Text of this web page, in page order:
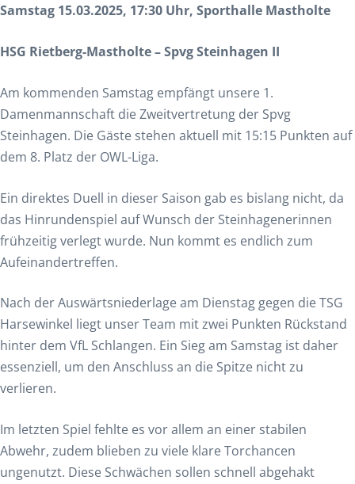
Samstag 15.03.2025, 17:30 Uhr, Sporthalle Mastholte
HSG Rietberg-Mastholte – Spvg Steinhagen II
Am kommenden Samstag empfängt unsere 1.
Damenmannschaft die Zweitvertretung der Spvg
Steinhagen. Die Gäste stehen aktuell mit 15:15 Punkten auf
dem 8. Platz der OWL-Liga.
Ein direktes Duell in dieser Saison gab es bislang nicht, da
das Hinrundenspiel auf Wunsch der Steinhagenerinnen
frühzeitig verlegt wurde. Nun kommt es endlich zum
Aufeinandertreffen.
Nach der Auswärtsniederlage am Dienstag gegen die TSG
Harsewinkel liegt unser Team mit zwei Punkten Rückstand
hinter dem VfL Schlangen. Ein Sieg am Samstag ist daher
essenziell, um den Anschluss an die Spitze nicht zu
verlieren.
Im letzten Spiel fehlte es vor allem an einer stabilen
Abwehr, zudem blieben zu viele klare Torchancen
ungenutzt. Diese Schwächen sollen schnell abgehakt